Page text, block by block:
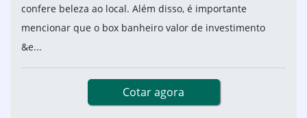
confere beleza ao local. Além disso, é importante
mencionar que o box banheiro valor de investimento
&e...
Cotar agora